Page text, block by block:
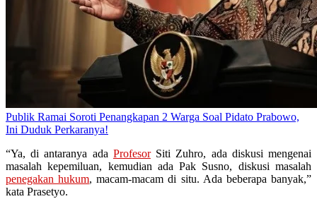
Publik Ramai Soroti Penangkapan 2 Warga Soal Pidato Prabowo,
Ini Duduk Perkaranya!
“Ya, di antaranya ada ProfesorSiti Zuhro, ada diskusi mengenai
masalah kepemiluan, kemudian ada Pak Susno, diskusi masalah
penegakan hukum, macam-macam di situ. Ada beberapa banyak,”
kata Prasetyo.